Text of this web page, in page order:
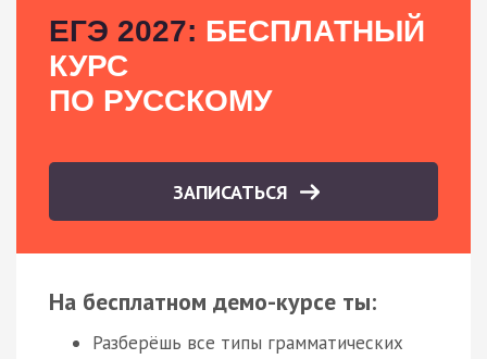
ЕГЭ 2027: БЕСПЛАТНЫЙ
КУРС
ПО РУССКОМУ
ЗАПИСАТЬСЯ
На бесплатном демо-курсе ты:
Разберёшь все типы грамматических